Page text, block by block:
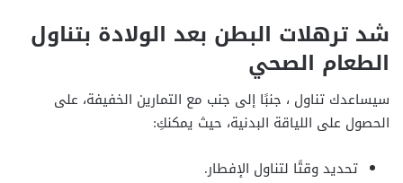
شد ترهلات البطن بعد الولادة بتناول
الطعام الصحي
سيساعدك تناول ، جنبًا إلى جنب مع التمارين الخفيفة، على
الحصول على اللياقة البدنية، حيث يمكنكِ:
تحديد وقتًا لتناول الإفطار.